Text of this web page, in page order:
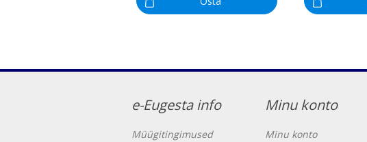
e-Eugesta info
Müügitingimused
Minu konto
Minu konto